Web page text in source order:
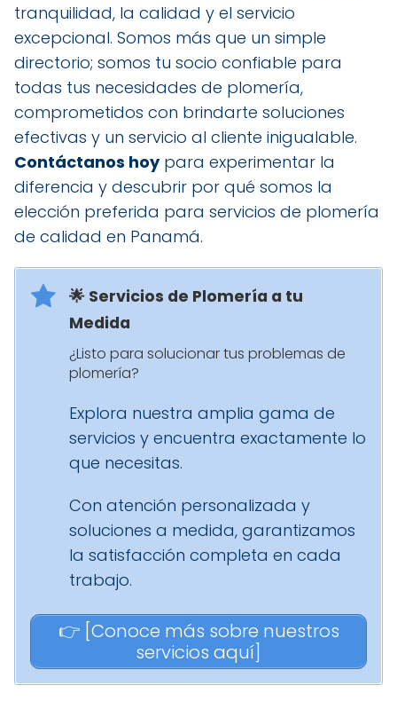
tranquilidad, la calidad y el servicio
excepcional. Somos más que un simple
directorio; somos tu socio confiable para
todas tus necesidades de plomería,
comprometidos con brindarte soluciones
efectivas y un servicio al cliente inigualable.
Contáctanos hoypara experimentar la
diferencia y descubrir por qué somos la
elección preferida para servicios de plomería
de calidad en Panamá.
🌟 Servicios de Plomería a tu
Medida
¿Listo para solucionar tus problemas de
plomería?
Explora nuestra amplia gama de
servicios y encuentra exactamente lo
que necesitas.
Con atención personalizada y
soluciones a medida, garantizamos
la satisfacción completa en cada
trabajo.
👉 [Conoce más sobre nuestros
servicios aquí]